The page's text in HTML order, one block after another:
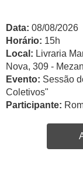
Data: 08/08/2026
Horário: 15h
Local: Livraria
Nova, 309 -
Evento: Sessão
Coletivos"
Participante: